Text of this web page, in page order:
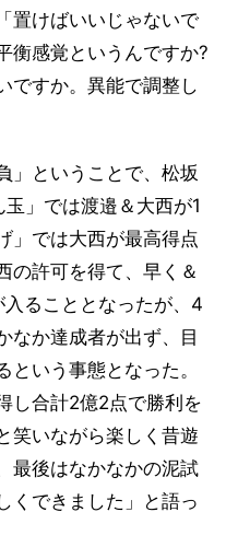
置けばいいじゃないで
衡感覚というんですか?
ですか。異能で調整し
」ということで、松坂
」では渡邉＆大西が1
」では大西が最高得点
の許可を得て、早く＆
ることとなったが、4
なか達成者が出ず、目
いう事態となった。
し合計2億2点で勝利を
笑いながら楽しく昔遊
最後はなかなかの泥試
くできました」と語っ